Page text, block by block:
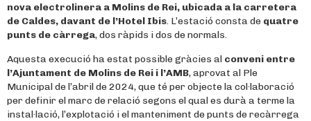
nova electrolinera a Molins de Rei, ubicada a la carretera
de Caldes, davant de l’Hotel Ibis. L’estació consta de quatre
punts de càrrega, dos ràpids i dos de normals.
Aquesta execució ha estat possible gràcies al conveni entre
l’Ajuntament de Molins de Rei i l’AMB, aprovat al Ple
Municipal de l’abril de 2024, que té per objecte la col·laboració
per definir el marc de relació segons el qual es durà a terme la
instal·lació, l’explotació i el manteniment de punts de recàrrega